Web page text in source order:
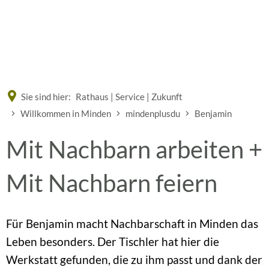
Sie sind hier: Rathaus | Service | Zukunft
Willkommen in Minden
mindenplusdu Benjamin
Mit Nachbarn arbeiten +
Mit Nachbarn feiern
Für Benjamin macht Nachbarschaft in Minden das
Leben besonders. Der Tischler hat hier die
Werkstatt gefunden, die zu ihm passt und dank der